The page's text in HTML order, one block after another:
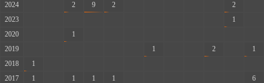
2024
2 9 2 2
2023
1
2020
1
2019
1 2
1
2018
1
2017
1 1 1 1
6